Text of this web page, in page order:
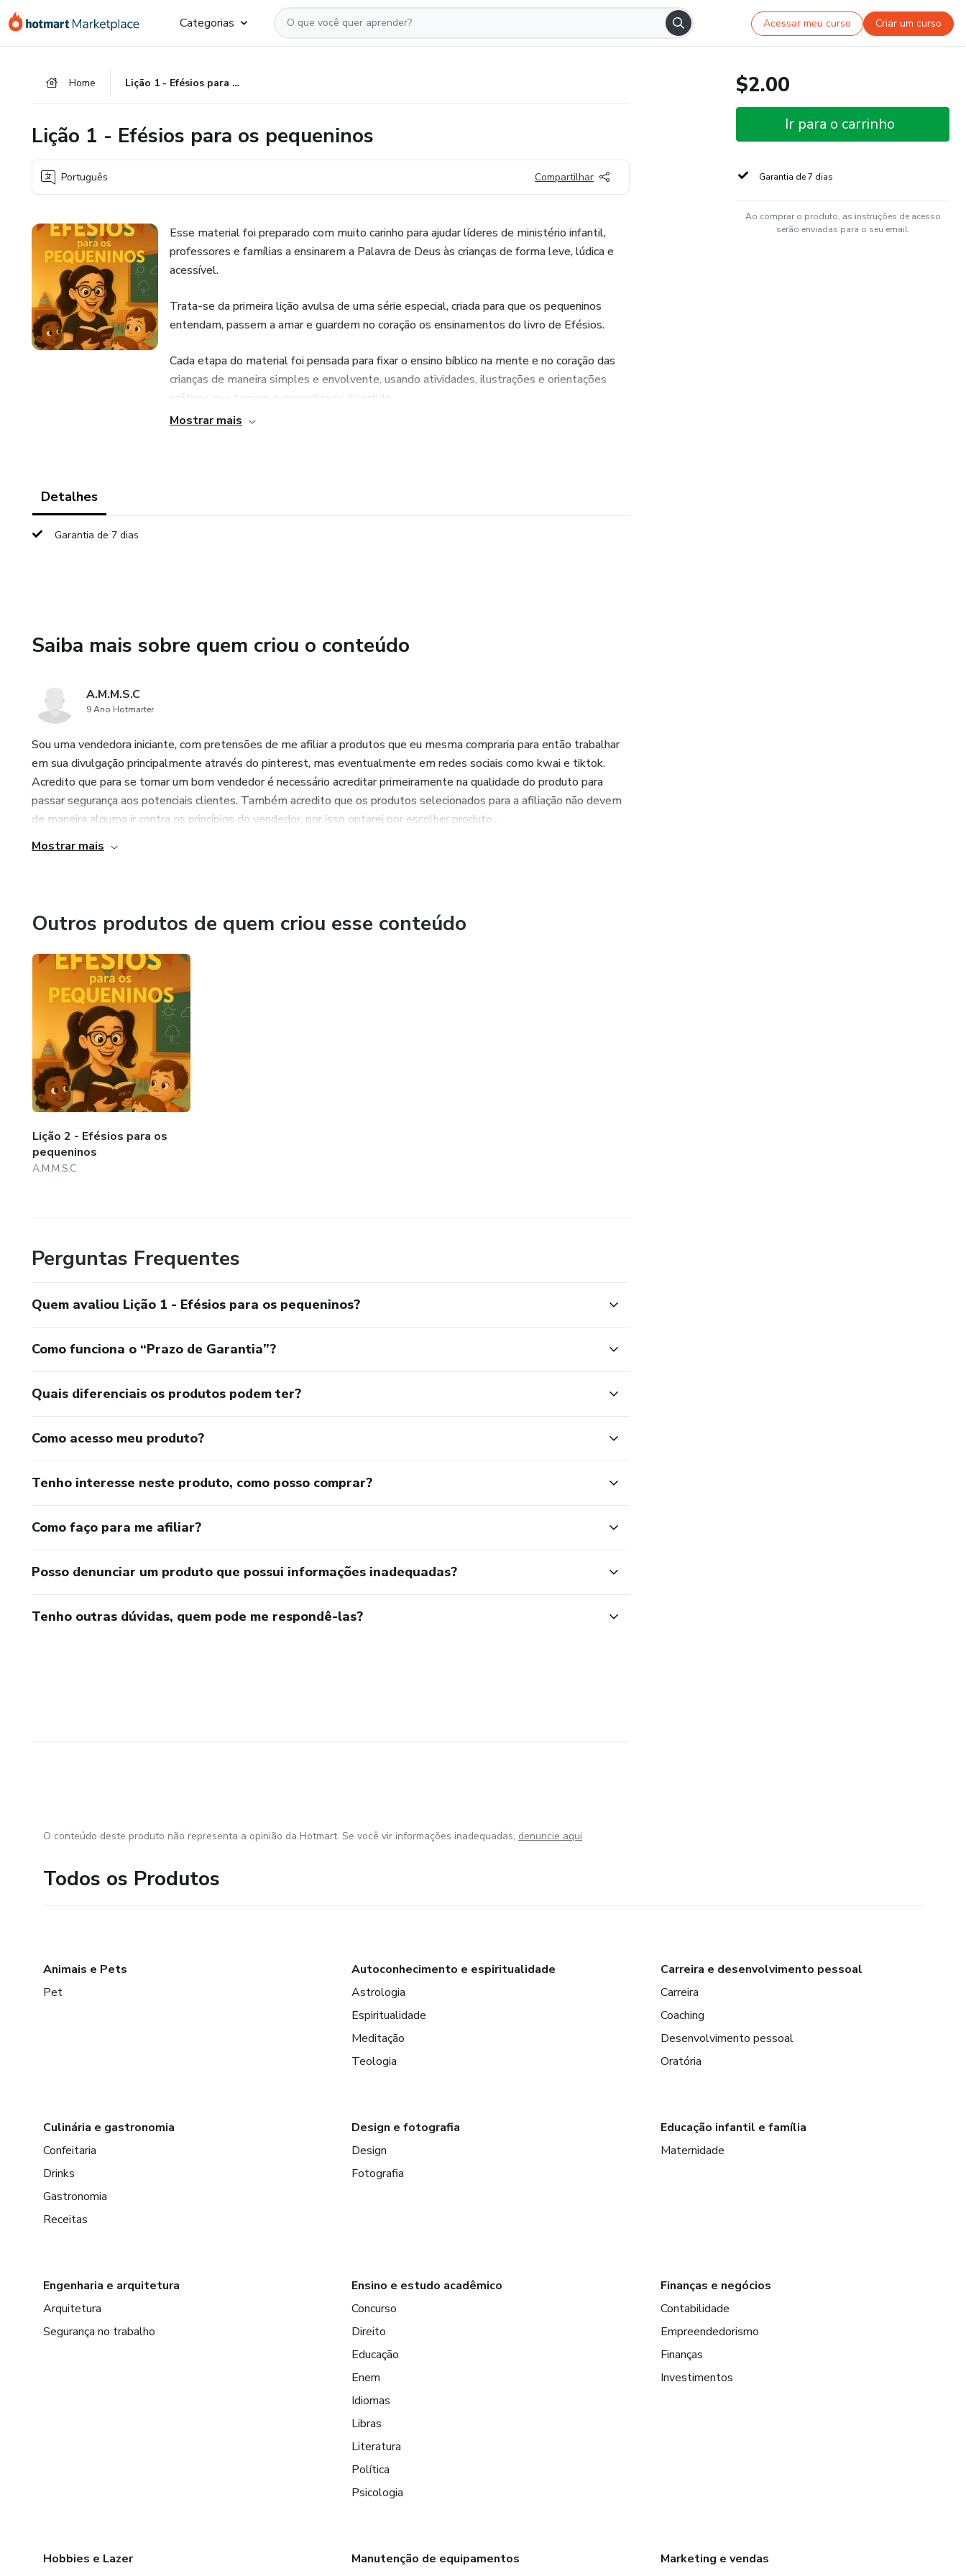
para
para
para
Categorias Acessar meu curso Criar um curso
Home Lição 1 - Efésios para os pequeninos
Lição 1 - Efésios para os pequeninos
Português Compartilhar
Esse material foi preparado com muito carinho para ajudar líderes de ministério infantil,
professores e famílias a ensinarem a Palavra de Deus às crianças de forma leve, lúdica e
acessível.
Trata-se da primeira lição avulsa de uma série especial, criada para que os pequeninos
entendam, passem a amar e guardem no coração os ensinamentos do livro de Efésios.
Cada etapa do material foi pensada para fixar o ensino bíblico na mente e no coração das
crianças de maneira simples e envolvente, usando atividades, ilustrações e orientações
práticas que tornam o aprendizado divertido.
Mostrar mais
Detalhes
Garantia de 7 dias
Saiba mais sobre quem criou o conteúdo
A.M.M.S.C
9 Ano Hotmarter
Sou uma vendedora iniciante, com pretensões de me afiliar a produtos que eu mesma compraria para então trabalhar
em sua divulgação principalmente através do pinterest, mas eventualmente em redes sociais como kwai e tiktok.
Acredito que para se tornar um bom vendedor é necessário acreditar primeiramente na qualidade do produto para
passar segurança aos potenciais clientes. Também acredito que os produtos selecionados para a afiliação não devem
de maneira alguma ir contra os princípios do vendedor, por isso optarei por escolher produto...
Mostrar mais
Outros produtos de quem criou esse conteúdo
Lição 2 - Efésios para os
pequeninos
A.M.M.S.C
Perguntas Frequentes
Quem avaliou Lição 1 - Efésios para os pequeninos?
Como funciona o “Prazo de Garantia”?
Quais diferenciais os produtos podem ter?
Como acesso meu produto?
Tenho interesse neste produto, como posso comprar?
Como faço para me afiliar?
Posso denunciar um produto que possui informações inadequadas?
Tenho outras dúvidas, quem pode me respondê-las?
$2.00
Ir para o carrinho
Garantia de 7 dias
Ao comprar o produto, as instruções de acesso
serão enviadas para o seu email.
O conteúdo deste produto não representa a opinião da Hotmart. Se você vir informações inadequadas, denuncie aqui
Todos os Produtos
Animais e Pets
Pet
Autoconhecimento e espiritualidade
Astrologia
Espiritualidade
Meditação
Teologia
Carreira e desenvolvimento pessoal
Carreira
Coaching
Desenvolvimento pessoal
Oratória
Culinária e gastronomia
Confeitaria
Drinks
Gastronomia
Receitas
Design e fotografia
Design
Fotografia
Educação infantil e família
Maternidade
Engenharia e arquitetura
Arquitetura
Segurança no trabalho
Ensino e estudo acadêmico
Concurso
Direito
Educação
Enem
Idiomas
Libras
Literatura
Política
Psicologia
Finanças e negócios
Contabilidade
Empreendedorismo
Finanças
Investimentos
Hobbies e Lazer
Manutenção de equipamentos
Marketing e vendas